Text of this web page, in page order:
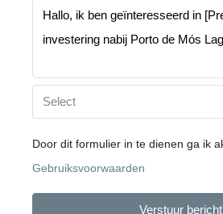
Select
Door dit formulier in te dienen ga ik
Gebruiksvoorwaarden
Verstuur bericht